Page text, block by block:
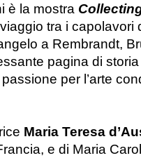
è la mostra
tra i capolavori
a Rembrandt,
pagina di
per l’arte
Maria Teresa
e di Maria